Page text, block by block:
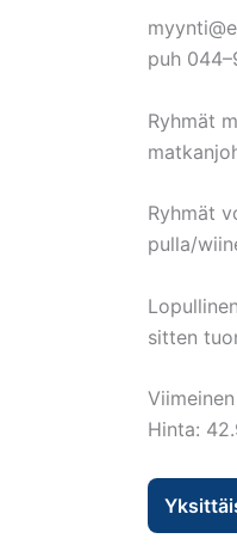
puh
Ryhmät
Ryhmät
pulla/
sitten
Hinta: